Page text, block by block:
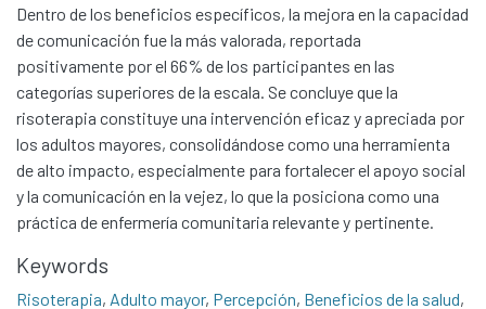
All of DSpace
Dentro de los beneficios específicos, la mejora en la capacidad
de comunicación fue la más valorada, reportada
positivamente por el 66% de los participantes en las
categorías superiores de la escala. Se concluye que la
risoterapia constituye una intervención eficaz y apreciada por
los adultos mayores, consolidándose como una herramienta
de alto impacto, especialmente para fortalecer el apoyo social
y la comunicación en la vejez, lo que la posiciona como una
práctica de enfermería comunitaria relevante y pertinente.
Keywords
Risoterapia, Adulto mayor, Percepción, Beneficios de la salud,